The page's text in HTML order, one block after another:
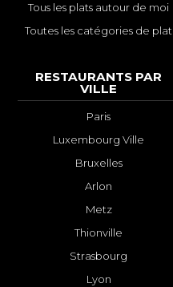
Tous les plats autour de moi
Toutes les catégories de plat
RESTAURANTS PAR
VILLE
Paris
Luxembourg Ville
Bruxelles
Arlon
Metz
Thionville
Strasbourg
Lyon